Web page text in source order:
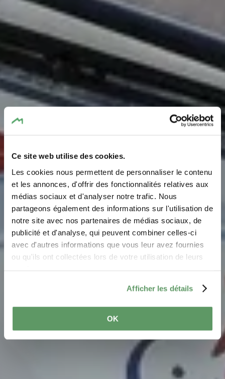
Ce site web utilise des cookies.
Les cookies nous permettent de personnaliser le contenu
et les annonces, d'offrir des fonctionnalités relatives aux
médias sociaux et d'analyser notre trafic. Nous
partageons également des informations sur l'utilisation de
notre site avec nos partenaires de médias sociaux, de
publicité et d'analyse, qui peuvent combiner celles-ci
avec d'autres informations que vous leur avez fournies
ou qu'ils ont collectées lors de votre utilisation de leurs
Afficher les détails
OK
RentaBike Mëllerdall -
Atelier & Service
Grundhof
Wo? 3, Route de Beaufort, L-6360 Grundhof